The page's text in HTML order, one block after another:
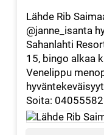
Lähde Rib
@janne_isanta
Sahanlahti
15, bingo alkaa
Venelippu
Soita: